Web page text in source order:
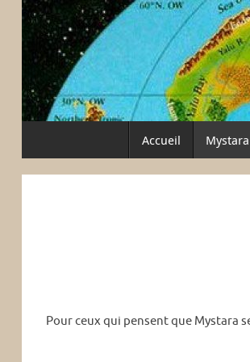
Passer
contenu
contenu
Accueil Mystara
Pour ceux qui pensent que Mystara